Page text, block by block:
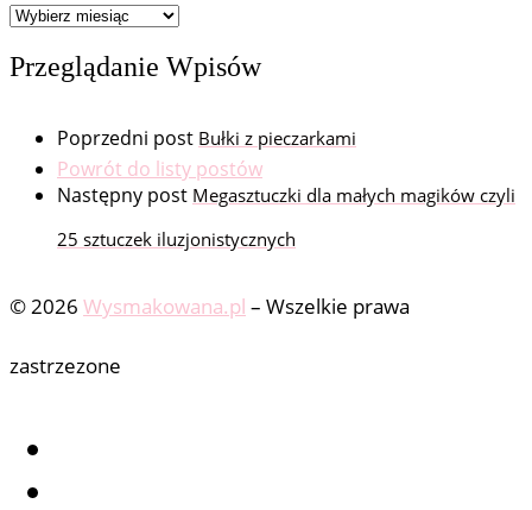
Archiwa
Przeglądanie Wpisów
Poprzedni post Bułki z pieczarkami
Powrót do listy postów
Następny post Megasztuczki dla małych magików czyli
25 sztuczek iluzjonistycznych
© 2026 Wysmakowana.pl – Wszelkie prawa
zastrzezone